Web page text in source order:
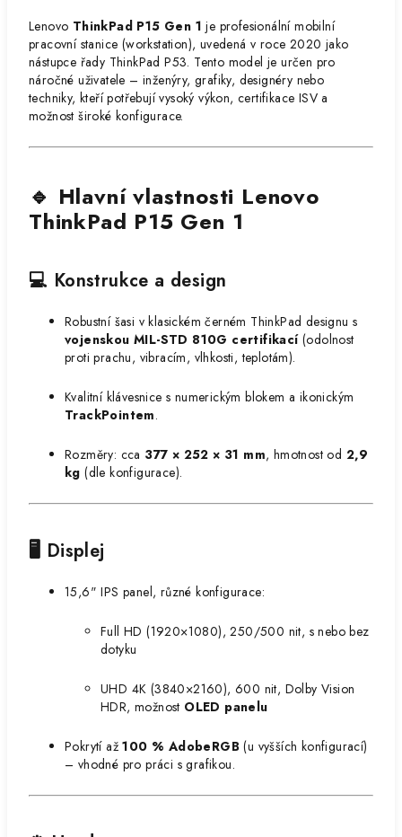
Lenovo ThinkPad P15 Gen 1 je profesionální mobilní
pracovní stanice (workstation), uvedená v roce 2020 jako
nástupce řady ThinkPad P53. Tento model je určen pro
náročné uživatele – inženýry, grafiky, designéry nebo
techniky, kteří potřebují vysoký výkon, certifikace ISV a
možnost široké konfigurace.
🔹 Hlavní vlastnosti Lenovo
ThinkPad P15 Gen 1
💻 Konstrukce a design
Robustní šasi v klasickém černém ThinkPad designu s
vojenskou MIL-STD 810G certifikací(odolnost
proti prachu, vibracím, vlhkosti, teplotám).
Kvalitní klávesnice s numerickým blokem a ikonickým
TrackPointem.
Rozměry: cca 377 × 252 × 31 mm, hmotnost od 2,9
kg (dle konfigurace).
🖥️ Displej
15,6" IPS panel, různé konfigurace:
Full HD (1920×1080), 250/500 nit, s nebo bez
dotyku
UHD 4K (3840×2160), 600 nit, Dolby Vision
HDR, možnost OLED panelu
Pokrytí až100 % AdobeRGB (u vyšších konfigurací)
– vhodné pro práci s grafikou.